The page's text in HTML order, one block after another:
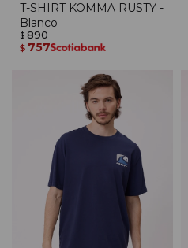
T-SHIRT KOMMA RUSTY -
Blanco
$ 890
$ 757